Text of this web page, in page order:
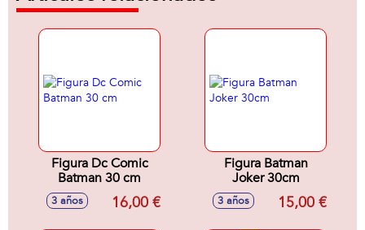
Figura Dc Comic
Batman 30 cm
3 años 16,00 €
Figura Batman
Joker 30cm
3 años 15,00 €